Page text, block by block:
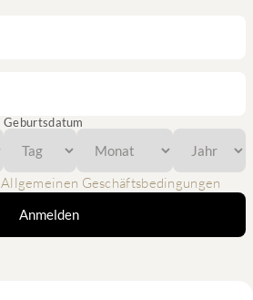
Geburtsdatum
Allgemeinen Geschäftsbedingungen
Anmelden